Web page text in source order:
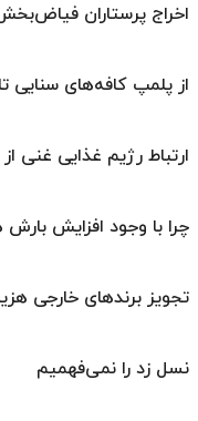
اخراج پرستاران
از پلمپ کافه‌های سنایی
ارتباط رژیم غذایی غنی
چرا با وجود افزایش
تجویز برندهای خارجی
نسل زد را نمی‌فهمیم